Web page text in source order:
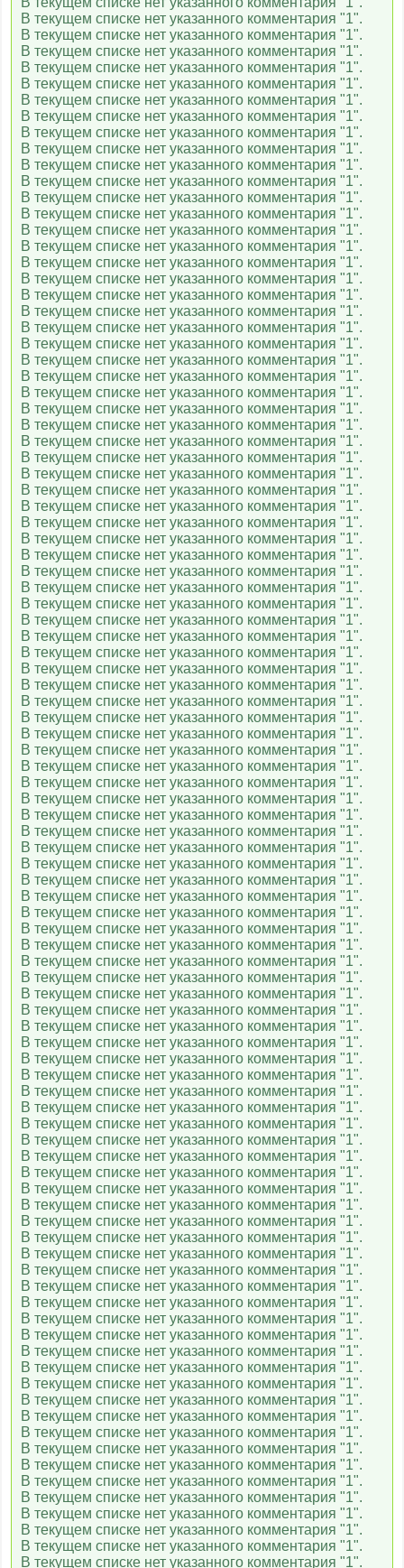
В текущем списке нет указанного комментария "1".
В текущем списке нет указанного комментария "1".
В текущем списке нет указанного комментария "1".
В текущем списке нет указанного комментария "1".
В текущем списке нет указанного комментария "1".
В текущем списке нет указанного комментария "1".
В текущем списке нет указанного комментария "1".
В текущем списке нет указанного комментария "1".
В текущем списке нет указанного комментария "1".
В текущем списке нет указанного комментария "1".
В текущем списке нет указанного комментария "1".
В текущем списке нет указанного комментария "1".
В текущем списке нет указанного комментария "1".
В текущем списке нет указанного комментария "1".
В текущем списке нет указанного комментария "1".
В текущем списке нет указанного комментария "1".
В текущем списке нет указанного комментария "1".
В текущем списке нет указанного комментария "1".
В текущем списке нет указанного комментария "1".
В текущем списке нет указанного комментария "1".
В текущем списке нет указанного комментария "1".
В текущем списке нет указанного комментария "1".
В текущем списке нет указанного комментария "1".
В текущем списке нет указанного комментария "1".
В текущем списке нет указанного комментария "1".
В текущем списке нет указанного комментария "1".
В текущем списке нет указанного комментария "1".
В текущем списке нет указанного комментария "1".
В текущем списке нет указанного комментария "1".
В текущем списке нет указанного комментария "1".
В текущем списке нет указанного комментария "1".
В текущем списке нет указанного комментария "1".
В текущем списке нет указанного комментария "1".
В текущем списке нет указанного комментария "1".
В текущем списке нет указанного комментария "1".
В текущем списке нет указанного комментария "1".
В текущем списке нет указанного комментария "1".
В текущем списке нет указанного комментария "1".
В текущем списке нет указанного комментария "1".
В текущем списке нет указанного комментария "1".
В текущем списке нет указанного комментария "1".
В текущем списке нет указанного комментария "1".
В текущем списке нет указанного комментария "1".
В текущем списке нет указанного комментария "1".
В текущем списке нет указанного комментария "1".
В текущем списке нет указанного комментария "1".
В текущем списке нет указанного комментария "1".
В текущем списке нет указанного комментария "1".
В текущем списке нет указанного комментария "1".
В текущем списке нет указанного комментария "1".
В текущем списке нет указанного комментария "1".
В текущем списке нет указанного комментария "1".
В текущем списке нет указанного комментария "1".
В текущем списке нет указанного комментария "1".
В текущем списке нет указанного комментария "1".
В текущем списке нет указанного комментария "1".
В текущем списке нет указанного комментария "1".
В текущем списке нет указанного комментария "1".
В текущем списке нет указанного комментария "1".
В текущем списке нет указанного комментария "1".
В текущем списке нет указанного комментария "1".
В текущем списке нет указанного комментария "1".
В текущем списке нет указанного комментария "1".
В текущем списке нет указанного комментария "1".
В текущем списке нет указанного комментария "1".
В текущем списке нет указанного комментария "1".
В текущем списке нет указанного комментария "1".
В текущем списке нет указанного комментария "1".
В текущем списке нет указанного комментария "1".
В текущем списке нет указанного комментария "1".
В текущем списке нет указанного комментария "1".
В текущем списке нет указанного комментария "1".
В текущем списке нет указанного комментария "1".
В текущем списке нет указанного комментария "1".
В текущем списке нет указанного комментария "1".
В текущем списке нет указанного комментария "1".
В текущем списке нет указанного комментария "1".
В текущем списке нет указанного комментария "1".
В текущем списке нет указанного комментария "1".
В текущем списке нет указанного комментария "1".
В текущем списке нет указанного комментария "1".
В текущем списке нет указанного комментария "1".
В текущем списке нет указанного комментария "1".
В текущем списке нет указанного комментария "1".
В текущем списке нет указанного комментария "1".
В текущем списке нет указанного комментария "1".
В текущем списке нет указанного комментария "1".
В текущем списке нет указанного комментария "1".
В текущем списке нет указанного комментария "1".
В текущем списке нет указанного комментария "1".
В текущем списке нет указанного комментария "1".
В текущем списке нет указанного комментария "1".
В текущем списке нет указанного комментария "1".
В текущем списке нет указанного комментария "1".
В текущем списке нет указанного комментария "1".
В текущем списке нет указанного комментария "1".